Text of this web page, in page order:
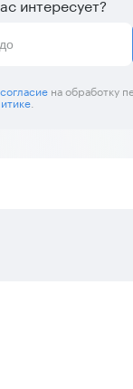
согласиена обработку
.